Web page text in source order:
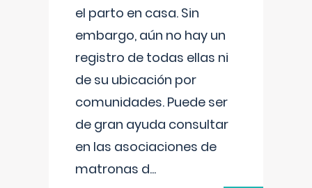
el parto en casa. Sin
embargo, aún no hay un
registro de todas ellas ni
de su ubicación por
comunidades. Puede ser
de gran ayuda consultar
en las asociaciones de
matronas d...